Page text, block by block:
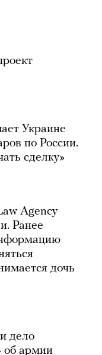
Украине
по России.
сделку»
Agency
Ранее
дочь
дело
об армии